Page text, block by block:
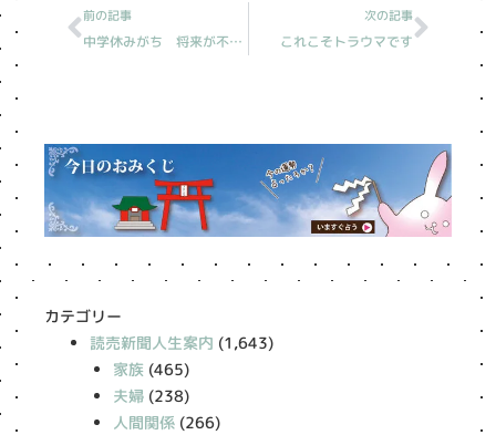
前の記事
中学休みがち 将来が不安［読売新聞人生案内］
次の記事
これこそトラウマです
カテゴリー
読売新聞人生案内 (1,643)
家族(465)
夫婦(238)
人間関係(266)